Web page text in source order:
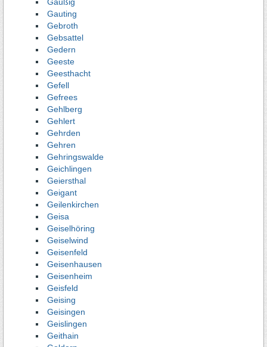
Gauting
Gebroth
Gebsattel
Gedern
Geeste
Geesthacht
Gefell
Gefrees
Gehlberg
Gehlert
Gehrden
Gehren
Gehringswalde
Geichlingen
Geiersthal
Geigant
Geilenkirchen
Geisa
Geiselhöring
Geiselwind
Geisenfeld
Geisenhausen
Geisenheim
Geisfeld
Geising
Geisingen
Geislingen
Geithain